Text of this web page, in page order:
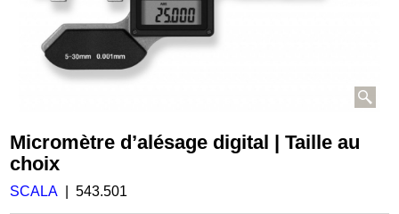
Micromètre d’alésage digital | Taille au
choix
SCALA 543.501